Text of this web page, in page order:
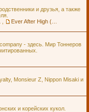
и друзья, а также
- здесь. Мир Тоннеров
Monsieur Z, Nippon Misaki и
и корейских кукол.